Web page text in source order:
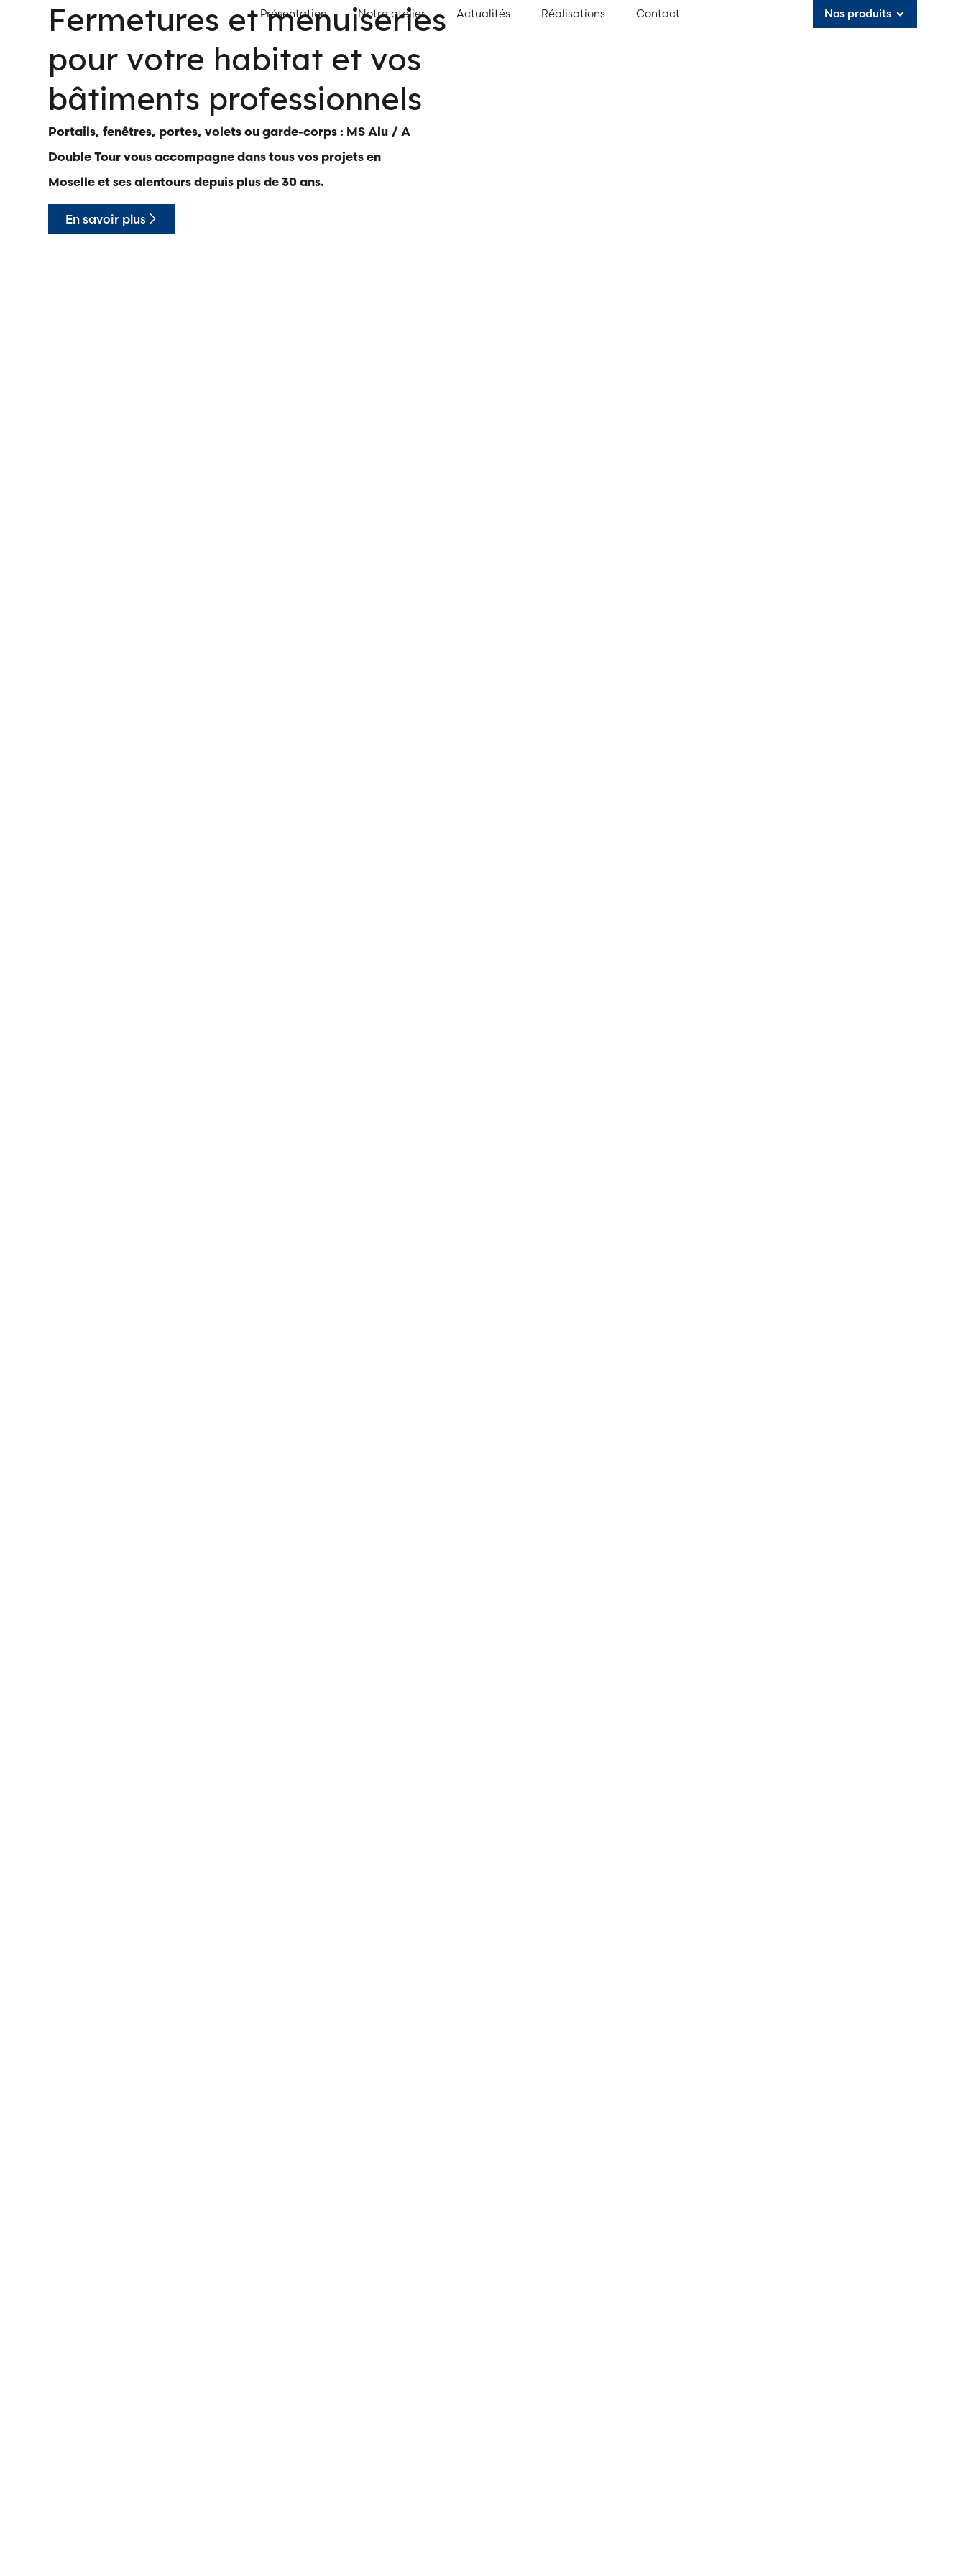
Présentation Notre atelier Actualités Réalisations Contact Nos produits
Fermetures et menuiseries
pour votre habitat et vos
bâtiments professionnels
Portails, fenêtres, portes, volets ou garde-corps : MS Alu / A
Double Tour vous accompagne dans tous vos projets en
Moselle et ses alentours depuis plus de 30 ans.
En savoir plus